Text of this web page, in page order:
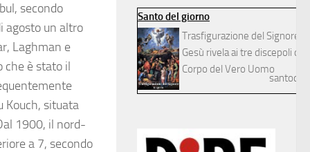
secondo
agosto un altro
Laghman e
che è stato il
Kouch, situata
1900, il nord-
a 7, secondo
Santo del giorno
Trasfigurazione del Signore
Gesù rivela ai tre discepoli
Corpo del Vero Uomo